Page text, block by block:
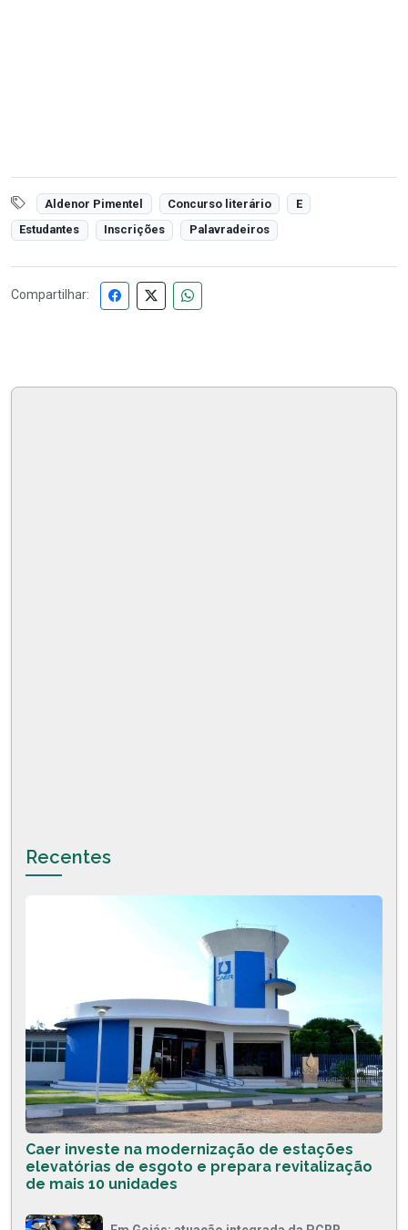
Aldenor Pimentel Concurso literário
E
Estudantes
Inscrições Palavradeiros
Compartilhar:
Recentes
Caer investe na modernização de estações
elevatórias de esgoto e prepara revitalização
de mais 10 unidades